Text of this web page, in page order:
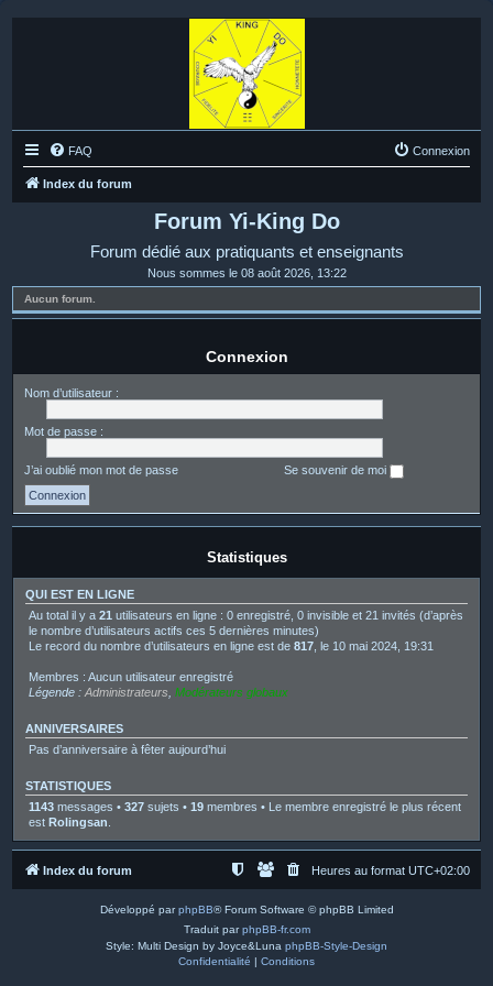
FAQ Connexion
Index du forum
Forum Yi-King Do
Forum dédié aux pratiquants et enseignants
Nous sommes le 08 août 2026, 13:22
Aucun forum.
Connexion
Nom d’utilisateur :
Mot de passe :
J’ai oublié mon mot de passe Se souvenir de moi
Statistiques
QUI EST EN LIGNE
Au total il y a 21 utilisateurs en ligne : 0 enregistré, 0 invisible et 21 invités (d’après
le nombre d’utilisateurs actifs ces 5 dernières minutes)
Le record du nombre d’utilisateurs en ligne est de 817 , le 10 mai 2024, 19:31
Membres : Aucun utilisateur enregistré
Légende : Administrateurs Modérateurs globaux
ANNIVERSAIRES
Pas d’anniversaire à fêter aujourd’hui
STATISTIQUES
1143 messages • 327 sujets • 19 membres • Le membre enregistré le plus récent
est Rolingsan
Index du forum Heures au format UTC+02:00
Développé parphpBB® Forum Software © phpBB Limited
Traduit parphpBB-fr.com
Style: Multi Design by Joyce&Luna phpBB-Style-Design
Confidentialité | Conditions